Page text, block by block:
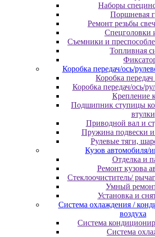
Наборы
Поршневая
Ремонт резьбы
Спецголовки
Съемники и
Топливная
Коробка передач/ось/
Коробка
Коробка передач/ось/
Крепление
Подшипник ступицы
втулки
Приводной вал и
Пружина подвески и
Рулевые тяги,
Кузов автомобиля/
Отделка и
Ремонт кузова
Стеклоочиститель/
Умный
Установка и
Система охлаждения /
воздуха
Система
Система